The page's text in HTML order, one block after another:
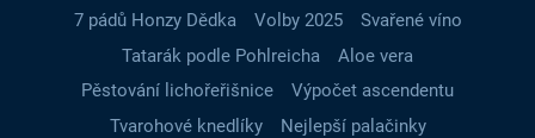
7 pádů Honzy Dědka
Volby 2025
Svařené víno
Tatarák podle Pohlreicha
Aloe vera
Pěstování lichořeřišnice
Výpočet ascendentu
Tvarohové knedlíky
Nejlepší palačinky